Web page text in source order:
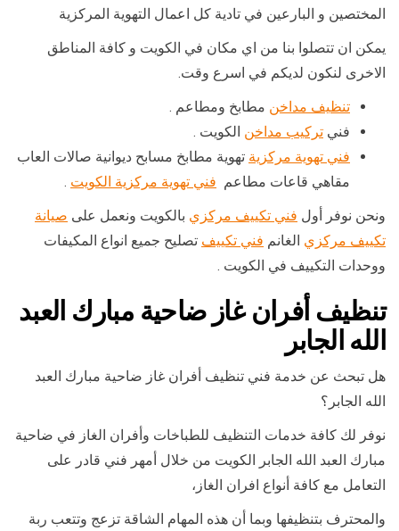
المختصين و البارعين في تادية كل اعمال التهوية المركزية
يمكن ان تتصلوا بنا من اي مكان في الكويت و كافة المناطق
الاخرى لنكون لديكم في اسرع وقت.
تنظيف مداخن مطابخ ومطاعم .
فني تركيب مداخن الكويت .
فني تهوية مركزية تهوية مطابخ مسابح ديوانية صالات العاب
مقاهي قاعات مطاعم فني تهوية مركزية الكويت .
ونحن نوفر أول فني تكييف مركزي بالكويت ونعمل على صيانة
تكييف مركزي الغانم فني تكييف تصليح جميع انواع المكيفات
ووحدات التكييف في الكويت .
تنظيف أفران غاز ضاحية مبارك العبد
الله الجابر
هل تبحث عن خدمة فني تنظيف أفران غاز ضاحية مبارك العبد
الله الجابر؟
نوفر لك كافة خدمات التنظيف للطباخات وأفران الغاز في ضاحية
مبارك العبد الله الجابر الكويت من خلال أمهر فني قادر على
التعامل مع كافة أنواع افران الغاز،
والمحترف بتنظيفها وبما أن هذه المهام الشاقة تزعج وتتعب ربة